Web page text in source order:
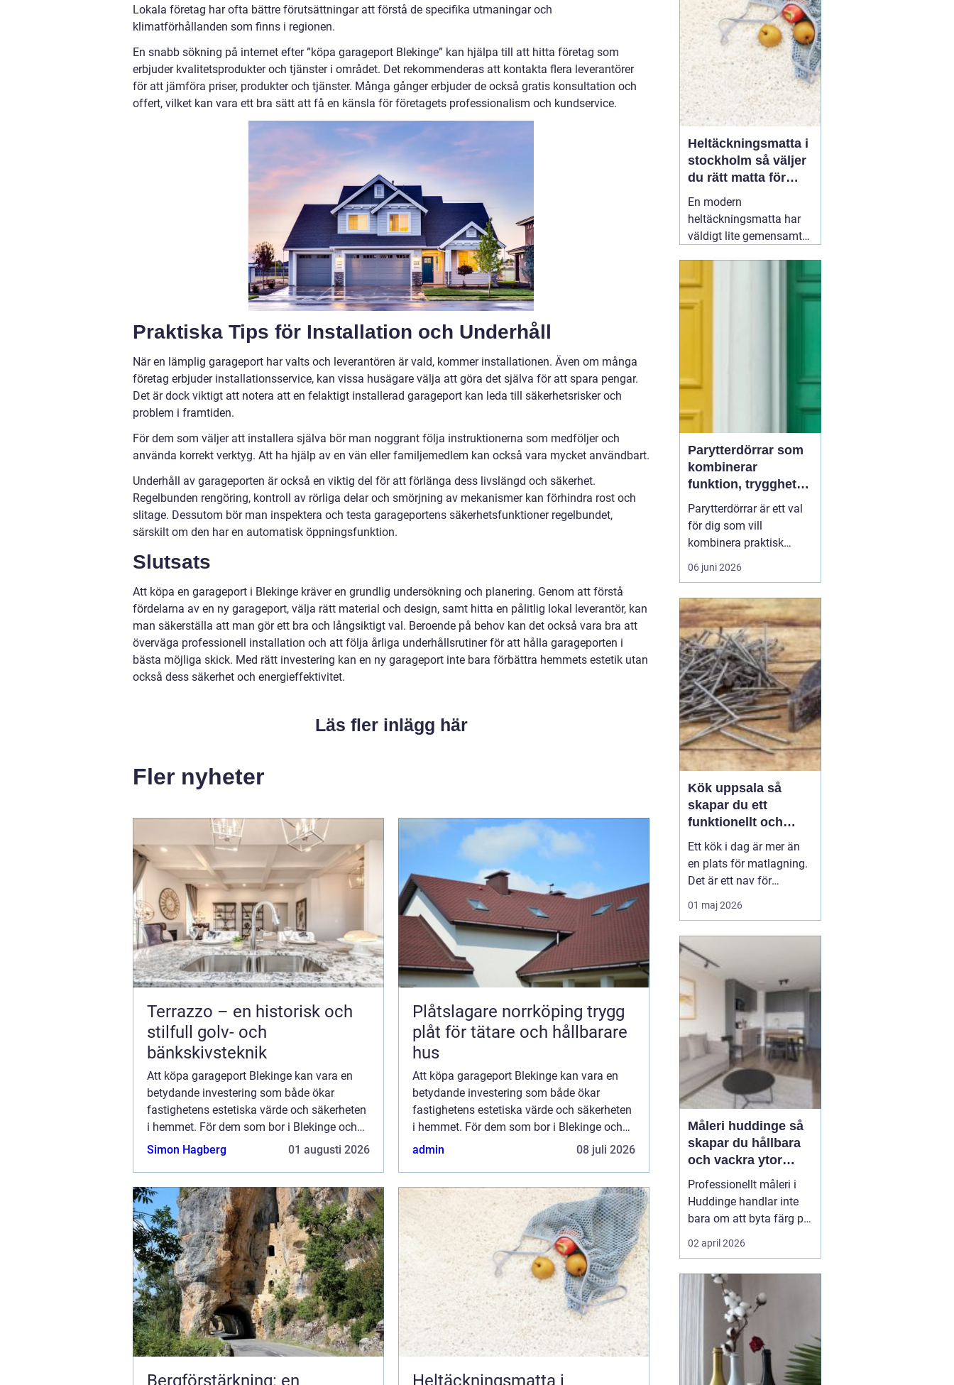
Lokala företag har ofta bättre förutsättningar att förstå de specifika utmaningar och
klimatförhållanden som finns i regionen.
En snabb sökning på internet efter ”köpa garageport Blekinge” kan hjälpa till att hitta företag som
erbjuder kvalitetsprodukter och tjänster i området. Det rekommenderas att kontakta flera leverantörer
för att jämföra priser, produkter och tjänster. Många gånger erbjuder de också gratis konsultation och
offert, vilket kan vara ett bra sätt att få en känsla för företagets professionalism och kundservice.
Praktiska Tips för Installation och Underhåll
När en lämplig garageport har valts och leverantören är vald, kommer installationen. Även om många
företag erbjuder installationsservice, kan vissa husägare välja att göra det själva för att spara pengar.
Det är dock viktigt att notera att en felaktigt installerad garageport kan leda till säkerhetsrisker och
problem i framtiden.
För dem som väljer att installera själva bör man noggrant följa instruktionerna som medföljer och
använda korrekt verktyg. Att ha hjälp av en vän eller familjemedlem kan också vara mycket användbart.
Underhåll av garageporten är också en viktig del för att förlänga dess livslängd och säkerhet.
Regelbunden rengöring, kontroll av rörliga delar och smörjning av mekanismer kan förhindra rost och
slitage. Dessutom bör man inspektera och testa garageportens säkerhetsfunktioner regelbundet,
särskilt om den har en automatisk öppningsfunktion.
Slutsats
Att köpa en garageport i Blekinge kräver en grundlig undersökning och planering. Genom att förstå
fördelarna av en ny garageport, välja rätt material och design, samt hitta en pålitlig lokal leverantör, kan
man säkerställa att man gör ett bra och långsiktigt val. Beroende på behov kan det också vara bra att
överväga professionell installation och att följa årliga underhållsrutiner för att hålla garageporten i
bästa möjliga skick. Med rätt investering kan en ny garageport inte bara förbättra hemmets estetik utan
också dess säkerhet och energieffektivitet.
Läs fler inlägg här
Fler nyheter
Terrazzo – en historisk och
stilfull golv- och
bänkskivsteknik
Att köpa garageport Blekinge kan vara en
betydande investering som både ökar
fastighetens estetiska värde och säkerheten
i hemmet. För dem som bor i Blekinge och
överväger att uppgradera eller installera en
Simon Hagberg 01 augusti 2026
Plåtslagare norrköping trygg
plåt för tätare och hållbarare
hus
Att köpa garageport Blekinge kan vara en
betydande investering som både ökar
fastighetens estetiska värde och säkerheten
i hemmet. För dem som bor i Blekinge och
överväger att uppgradera eller installera en
admin 08 juli 2026
Bergförstärkning: en Heltäckningsmatta i
Heltäckningsmatta i
stockholm så väljer
du rätt matta för
hem och kontor
En modern
heltäckningsmatta har
väldigt lite gemensamt
från 70- och 80-talet.
Dagens textilgolv är
2026
Parytterdörrar som
kombinerar
funktion, trygghet
och stil
Parytterdörrar är ett val
för dig som vill
kombinera praktisk
vardagsfunktion med en
välkomnande känsla
för huset. Parytterdörrar
ger en generös öppning,
släpper in mycket ljus
och förstärker husets
karaktär samtidigt som
de ...
06 juni 2026
Kök uppsala så
skapar du ett
funktionellt och
personligt kök
Ett kök i dag är mer än
en plats för matlagning.
Det är ett nav för
vardagen, en
samlingspunkt för familj
hemmets viktigaste rum.
När en bostadsägare
planerar kök Uppsala
handlar det därför både
om funktion, känsla och
långsiktigt...
01 maj 2026
Måleri huddinge så
skapar du hållbara
och vackra ytor
hemma
Professionellt måleri i
Huddinge handlar inte
bara om att byta färg på
en vägg. Rätt utfört
arbete skyddar huset
höjer värdet på bostaden
och gör vardagen
trevligare. Genom att
planera projektet
noggrant, välja rätt
färgtyper oc...
02 april 2026